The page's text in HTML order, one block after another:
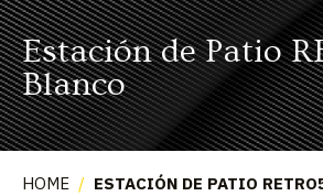
Estación de Patio
Blanco
HOME / ESTACIÓN DE PATIO